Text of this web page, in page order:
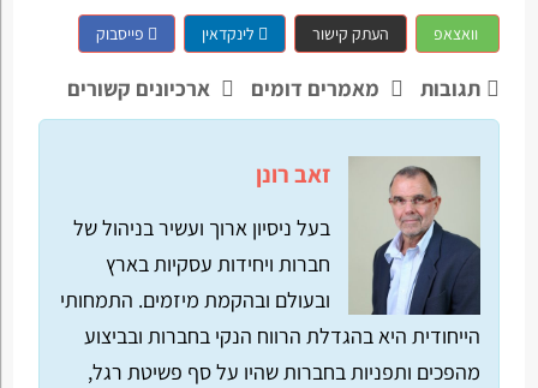
וואצאפ העתק קישור לינקדאין פייסבוק
תגובות מאמרים דומים ארכיונים קשורים
זאב רונן
בעל ניסיון ארוך ועשיר בניהול של
חברות ויחידות עסקיות בארץ
ובעולם ובהקמת מיזמים. התמחותי
הייחודית היא בהגדלת הרווח הנקי בחברות ובביצוע
מהפכים ותפניות בחברות שהיו על סף פשיטת רגל,